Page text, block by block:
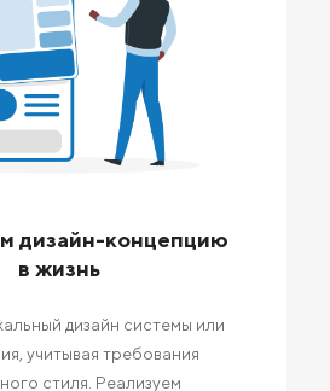
дизайн-концепцию
в жизнь
дизайн системы или
учитывая требования
стиля. Реализуем